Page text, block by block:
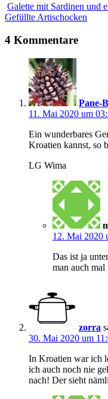
Galette mit Sardinen und
Gefüllte Artischocken
4 Kommentare
Pane-
11. Mai 2020 um
Ein wunderbares
Kroatien kannst, so
LG Wima
12. Mai 2020
Das ist ja
man auch
zorra
30. Mai 2020 um
In Kroatien war ich
ich auch noch nie
nach! Der sieht